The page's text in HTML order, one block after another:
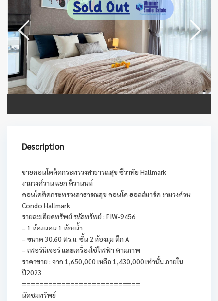
Description
ขายคอนโดติดกระทรวงสาธารณสุข ชีวาทัย Hallmark
งามวงศ์วาน แยก ติวานนท์
คอนโดติดกระทรวงสาธารณสุข คอนโด ฮอลล์มาร์ค งามวงศ์วน
Condo Hallmark
รายละเอียดทรัพย์ รหัสทรัพย์ : PIW-9456
– 1 ห้องนอน 1 ห้องน้ำ
– ขนาด 30.60 ตร.ม. ชั้น 2 ห้องมุม ตึก A
– เฟอร์นิเจอร์ และเครื่องใช้ไฟฟ้า ตามภาพ
ราคาขาย : จาก 1,650,000 เหลือ 1,430,000 เท่านั้น ภายใน
ปี2023
===========================
นัดชมทรัพย์